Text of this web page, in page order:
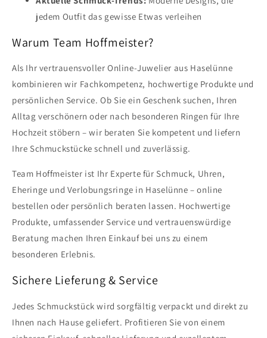
jedem Outfit das gewisse Etwas verleihen
Warum Team Hoffmeister?
Als Ihr vertrauensvoller Online-Juwelier aus Haselünne
kombinieren wir Fachkompetenz, hochwertige Produkte und
persönlichen Service. Ob Sie ein Geschenk suchen, Ihren
Alltag verschönern oder nach besonderen Ringen für Ihre
Hochzeit stöbern – wir beraten Sie kompetent und liefern
Ihre Schmuckstücke schnell und zuverlässig.
Team Hoffmeister ist Ihr Experte für Schmuck, Uhren,
Eheringe und Verlobungsringe in Haselünne – online
bestellen oder persönlich beraten lassen. Hochwertige
Produkte, umfassender Service und vertrauenswürdige
Beratung machen Ihren Einkauf bei uns zu einem
besonderen Erlebnis.
Sichere Lieferung & Service
Jedes Schmuckstück wird sorgfältig verpackt und direkt zu
Ihnen nach Hause geliefert. Profitieren Sie von einem